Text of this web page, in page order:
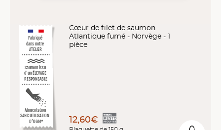
Fabriqué
dans notre
ATELIER
Alimentation
SANS UTILISATION
D’OGM*
Saumon issu
d’un ÉLEVAGE
RESPONSABLE
Cœur de filet de saumon
Atlantique fumé - Norvège - 1
pièce
12,60€